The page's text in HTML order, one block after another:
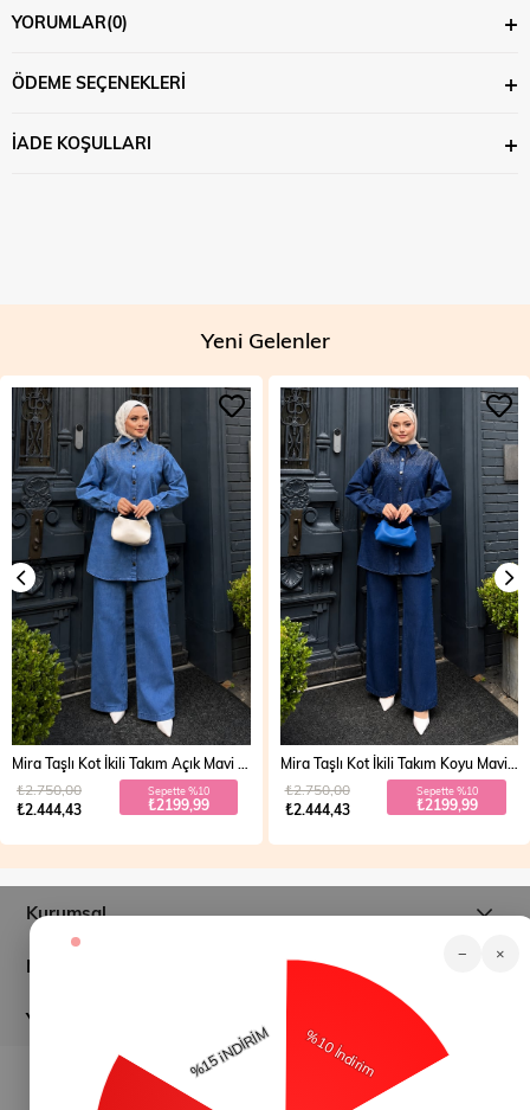
YORUMLAR(0)
ÖDEME SEÇENEKLERI
İADE KOŞULLARI
Yeni Gelenler
₺2.444,43
₺2.750,00 Sepette %10
₺2199,99
Mira Taşlı Kot İkili Takım Koyu Mavi 19286
₺2.444,43
₺2.750,00 Sepette %10
₺2199,99
Kurumsal
Müşteri İlişkileri
Yardım
− ×